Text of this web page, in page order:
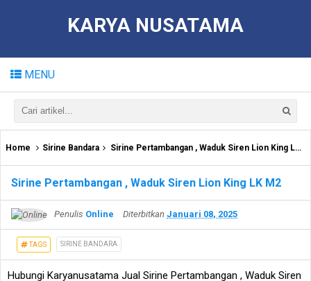
KARYA NUSATAMA
MENU
Home Sirine Bandara Sirine Pertambangan , Waduk Siren Lion King LK M2
Sirine Pertambangan , Waduk Siren Lion King LK M2
Penulis Online Diterbitkan Januari 08, 2025
TAGS SIRINE BANDARA
Hubungi Karyanusatama Jual Sirine Pertambangan , Waduk Siren